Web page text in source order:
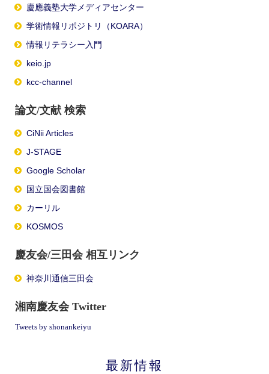
慶應義塾大学メディアセンター
学術情報リポジトリ（KOARA）
情報リテラシー入門
keio.jp
kcc-channel
論文/文献 検索
CiNii Articles
J-STAGE
Google Scholar
国立国会図書館
カーリル
KOSMOS
慶友会/三田会 相互リンク
神奈川通信三田会
湘南慶友会 Twitter
Tweets by shonankeiyu
最新情報